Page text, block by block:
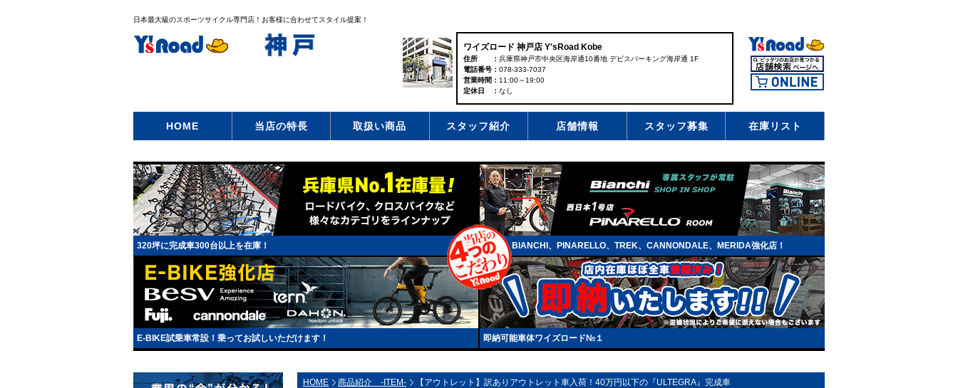
日本最大級のスポーツサイクル専門店！お客様に合わせてスタイル提案！
ワイズロード 神戸店 Y'sRoad Kobe
住所
兵庫県神戸市中央区海岸通10番地 デビスパーキング海岸通 1F
電話番号
078-333-7037
営業時間
11:00～19:00
定休日
なし
HOME 当店の特長 取扱い商品 スタッフ紹介 店舗情報 スタッフ募集 在庫リスト
320坪に完成車300台以上を在庫！ BIANCHI、PINARELLO、TREK、CANNONDALE、MERIDA強化店！
E-BIKE試乗車常設！乗ってお試しいただけます！ 即納可能車体ワイズロード№１
HOME 商品紹介 -ITEM- 【アウトレット】訳ありアウトレット車入荷！40万円以下の『ULTEGRA』完成車